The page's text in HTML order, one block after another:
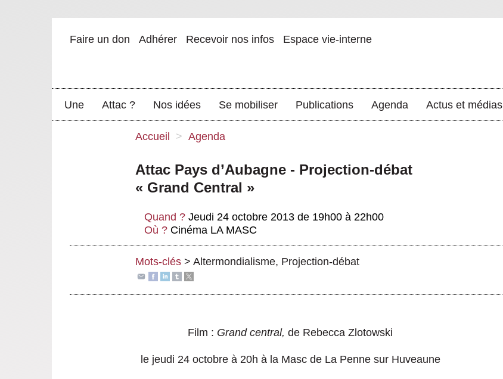
Faire un don Adhérer Recevoir nos infos Espace vie-interne
Une Attac ? Nos idées Se mobiliser Publications Agenda Actus et médias
Accueil > Agenda
Attac Pays d’Aubagne - Projection-débat
« Grand Central »
Quand ? Jeudi 24 octobre 2013 de 19h00 à 22h00
Où ? Cinéma LA MASC
Mots-clés > Altermondialisme, Projection-débat
Film : Grand central, de Rebecca Zlotowski
le jeudi 24 octobre à 20h à la Masc de La Penne sur Huveaune